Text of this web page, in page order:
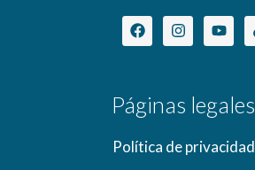
Páginas legales
Política de privacidad